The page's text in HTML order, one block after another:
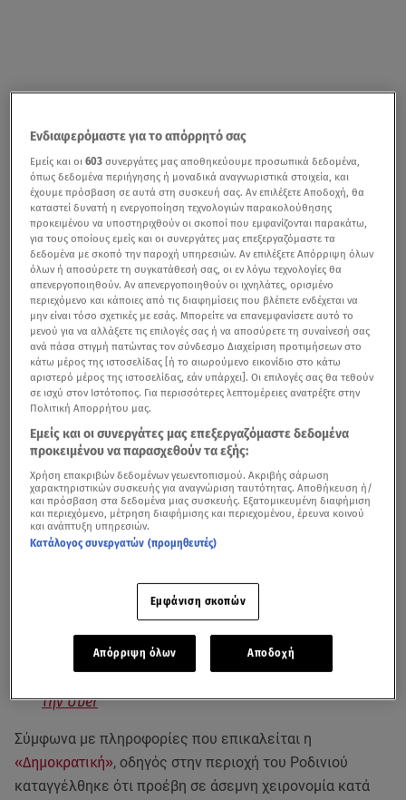
και σε οδηγούς τηςUber, με τους πρώτους να
καταγγέλλουν αθέμιτο ανταγωνισμό από την εταιρία.
Αποκαλύψεις για τη μυστική συμφωνία του Μακρόν με
την Uber
Σύμφωνα με πληροφορίες που επικαλείται η
«Δημοκρατική», οδηγός στην περιοχή του Ροδινιού
καταγγέλθηκε ότι προέβη σε άσεμνη χειρονομία κατά
Ενδιαφερόμαστε για το απόρρητό σας
Εμείς και οι603 συνεργάτες μας αποθηκεύουμε προσωπικά δεδομένα,
όπως δεδομένα περιήγησης ή μοναδικά αναγνωριστικά στοιχεία, και
έχουμε πρόσβαση σε αυτά στη συσκευή σας. Αν επιλέξετε Αποδοχή, θα
καταστεί δυνατή η ενεργοποίηση τεχνολογιών παρακολούθησης
προκειμένου να υποστηριχθούν οι σκοποί που εμφανίζονται παρακάτω,
για τους οποίους εμείς και οι συνεργάτες μας επεξεργαζόμαστε τα
δεδομένα με σκοπό την παροχή υπηρεσιών. Αν επιλέξετε Απόρριψη όλων
όλων ή αποσύρετε τη συγκατάθεσή σας, οι εν λόγω τεχνολογίες θα
απενεργοποιηθούν. Αν απενεργοποιηθούν οι ιχνηλάτες, ορισμένο
περιεχόμενο και κάποιες από τις διαφημίσεις που βλέπετε ενδέχεται να
μην είναι τόσο σχετικές με εσάς. Μπορείτε να επανεμφανίσετε αυτό το
μενού για να αλλάξετε τις επιλογές σας ή να αποσύρετε τη συναίνεσή σας
ανά πάσα στιγμή πατώντας τον σύνδεσμο Διαχείριση προτιμήσεων στο
κάτω μέρος της ιστοσελίδας [ή το αιωρούμενο εικονίδιο στο κάτω
αριστερό μέρος της ιστοσελίδας, εάν υπάρχει]. Οι επιλογές σας θα τεθούν
σε ισχύ στον Ιστότοπος. Για περισσότερες λεπτομέρειες ανατρέξτε στην
Πολιτική Απορρήτου μας.
Εμείς και οι συνεργάτες μας επεξεργαζόμαστε δεδομένα
προκειμένου να παρασχεθούν τα εξής:
Χρήση επακριβών δεδομένων γεωεντοπισμού. Ακριβής σάρωση
χαρακτηριστικών συσκευής για αναγνώριση ταυτότητας. Αποθήκευση ή/
και πρόσβαση στα δεδομένα μιας συσκευής. Εξατομικευμένη διαφήμιση
και περιεχόμενο, μέτρηση διαφήμισης και περιεχομένου, έρευνα κοινού
και ανάπτυξη υπηρεσιών.
Κατάλογος συνεργατών (προμηθευτές)
Εμφάνιση σκοπών
Απόρριψη όλων Αποδοχή